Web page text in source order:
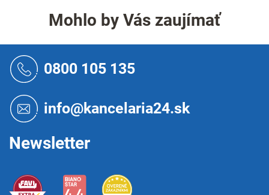
á
d
i
e
v
k
Mohlo by Vás zaujímať
0800 105 135
info@kancelaria24.sk
Newsletter